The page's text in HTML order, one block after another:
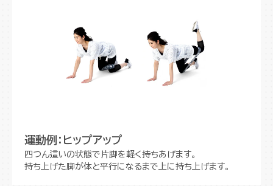
運動例：ヒップアップ
四つん這いの状態で片脚を軽く持ちあげます。
持ち上げた脚が体と平行になるまで上に持ち上げます。